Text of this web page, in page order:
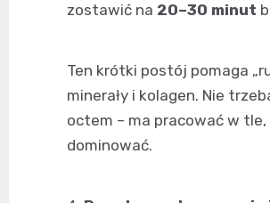
zostawić na 20–30 minut
Ten krótki postój pomaga
minerały i kolagen. Nie
octem – ma pracować w tle,
dominować.